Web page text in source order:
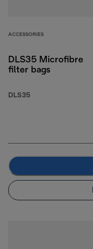
ACCESSORIES
DLS35 Microfibre
filter bags
DLS35